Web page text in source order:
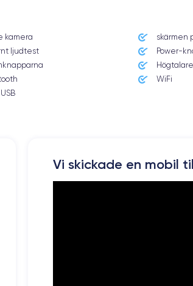
cœurs
kamera
skärmen
ljudtest
Power-
Högtalare
WiFi
Vi skickade en mobil